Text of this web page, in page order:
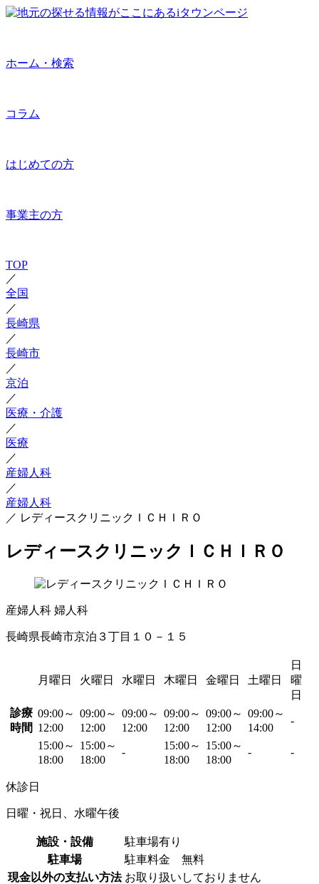
ホーム・検索
コラム
はじめての方
事業主の方
TOP
／
全国
／
長崎県
／
長崎市
／
京泊
／
医療・介護
／
医療
／
産婦人科
／
産婦人科
／ レディースクリニックＩＣＨＩＲＯ
レディースクリニックＩＣＨＩＲＯ
産婦人科 婦人科
長崎県長崎市京泊３丁目１０－１５
月曜日 火曜日 水曜日 木曜日 金曜日 土曜日
日
曜
日
診療
時間
09:00～
12:00
09:00～
12:00
09:00～
12:00
09:00～
12:00
09:00～
12:00
09:00～
14:00
-
15:00～
18:00
15:00～
18:00
-
15:00～
18:00
15:00～
18:00
- -
休診日
日曜・祝日、水曜午後
施設・設備
駐車場有り
駐車場
駐車料金 無料
現金以外の支払い方法 お取り扱いしておりません